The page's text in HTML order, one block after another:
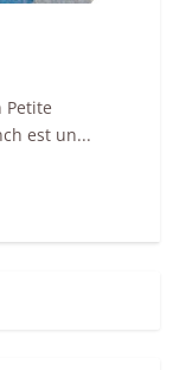
Petite
est un...